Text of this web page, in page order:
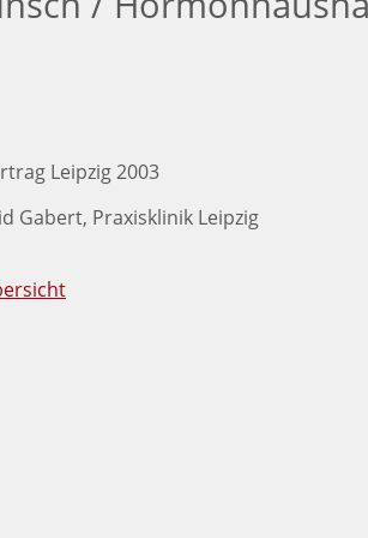
Leipzig 2003
Gabert, Praxisklinik Leipzig